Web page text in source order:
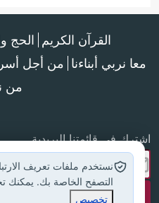
القرآن الكريم الحج
معا نربي أبناءنا من أجل
من
اشترك في قائمتنا البريدية
نستخدم ملفات تعريف
التصفح الخاصة بك. يمكنك
تخصيص